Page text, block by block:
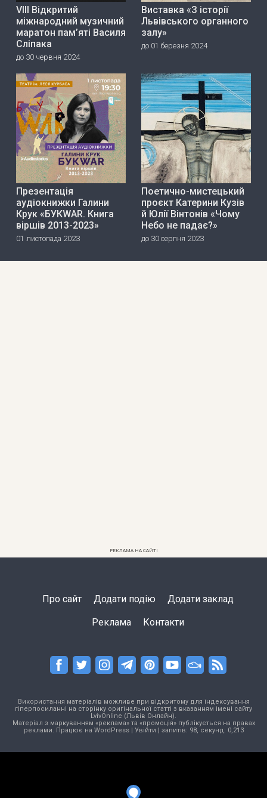
VIII Відкритий
міжнародний музичний
маратон пам’яті Василя
Сліпака
до 30 червня 2024
Виставка «З історії
Львівського органного
залу»
до 01 березня 2024
Презентація
аудіокнижки Галини
Крук «БУКWAR. Книга
віршів 2013-2023»
01 листопада 2023
Поетично-мистецький
проєкт Катерини Кузів
й Юлії Вінтонів «Чому
Небо не падає?»
до 30 серпня 2023
РЕКЛАМА НА САЙТІ
Про сайт Додати подію Додати заклад
Реклама Контакти
Використання матеріалів можливе при відкритому для індексування
гіперпосиланні на сторінку оригінальної статті з вказанням імені сайту
LvivOnline (Львів Онлайн).
Матеріал з маркуванням «реклама» та «промоція» публікується на правах
реклами. Працює на WordPress| Увійти | запитів: 98, секунд: 0,213